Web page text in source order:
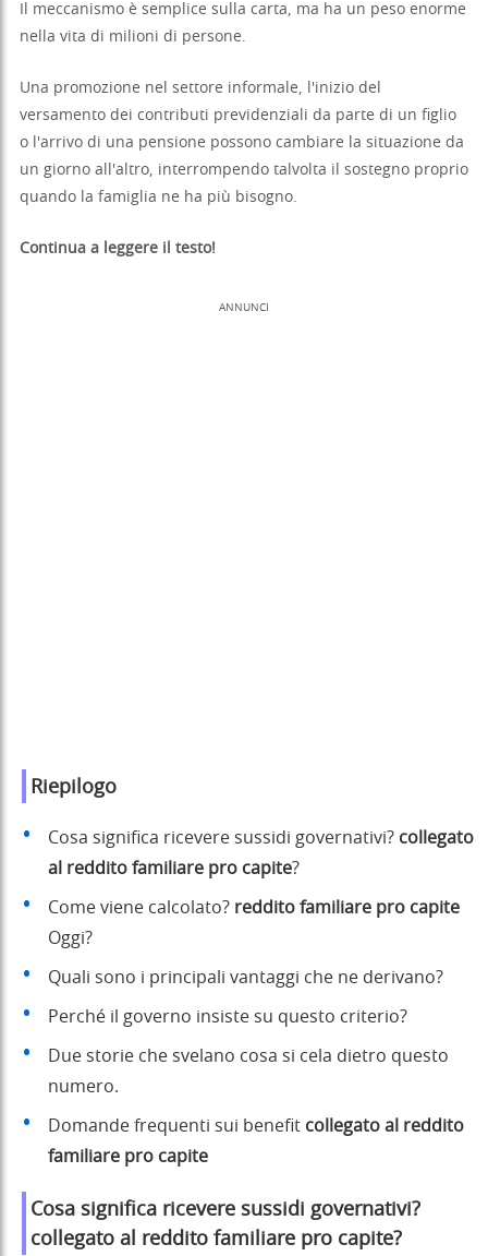
Il meccanismo è semplice sulla carta, ma ha un peso enorme
nella vita di milioni di persone.
Una promozione nel settore informale, l'inizio del
versamento dei contributi previdenziali da parte di un figlio
o l'arrivo di una pensione possono cambiare la situazione da
un giorno all'altro, interrompendo talvolta il sostegno proprio
quando la famiglia ne ha più bisogno.
Continua a leggere il testo!
ANNUNCI
Riepilogo
Cosa significa ricevere sussidi governativi? collegato
al reddito familiare pro capite?
Come viene calcolato? reddito familiare pro capite
Oggi?
Quali sono i principali vantaggi che ne derivano?
Perché il governo insiste su questo criterio?
Due storie che svelano cosa si cela dietro questo
numero.
Domande frequenti sui benefit collegato al reddito
familiare pro capite
Cosa significa ricevere sussidi governativi?
collegato al reddito familiare pro capite?